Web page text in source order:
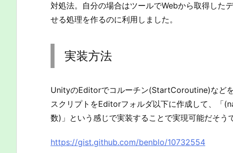
対処法。自分の場合はツールでWebから取得した
せる処理を作るのに利用しました。
実装方法
UnityのEditorでコルーチン(StartCoroutine)など
スクリプトをEditorフォルダ以下に作成して、
数)」という感じで実装することで実現可能だそう
https://gist.github.com/benblo/10732554